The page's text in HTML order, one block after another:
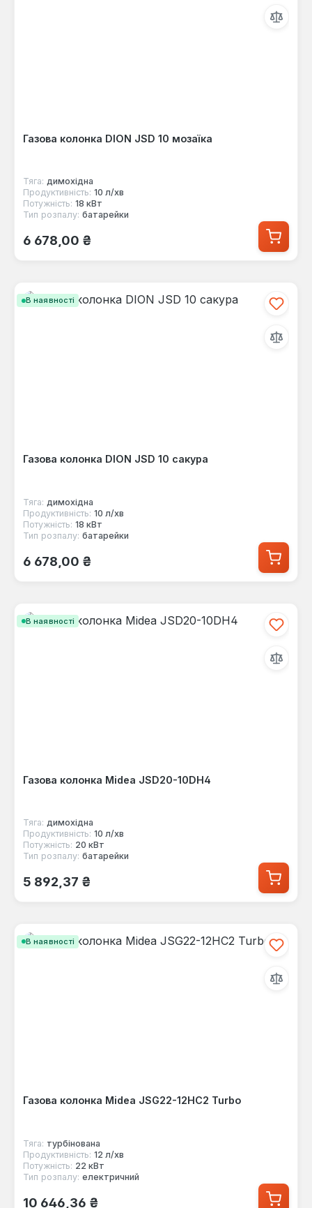
Газова колонка DION JSD 10 мозаїка
Тяга: димохідна
Продуктивність: 10 л/хв
Потужність: 18 кВт
Тип розпалу: батарейки
Звичайна ціна:
6 678,00 ₴
В наявності
Газова колонка DION JSD 10 сакура
Тяга: димохідна
Продуктивність: 10 л/хв
Потужність: 18 кВт
Тип розпалу: батарейки
Звичайна ціна:
6 678,00 ₴
В наявності
Газова колонка Midea JSD20-10DH4
Тяга: димохідна
Продуктивність: 10 л/хв
Потужність: 20 кВт
Тип розпалу: батарейки
Звичайна ціна:
5 892,37 ₴
В наявності
Газова колонка Midea JSG22-12HC2 Turbo
Тяга: турбінована
Продуктивність: 12 л/хв
Потужність: 22 кВт
Тип розпалу: електричний
Звичайна ціна:
10 646,36 ₴